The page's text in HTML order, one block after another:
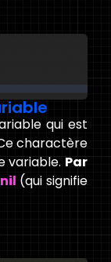
qui est
charactère
variable.Par
nil (qui signifie